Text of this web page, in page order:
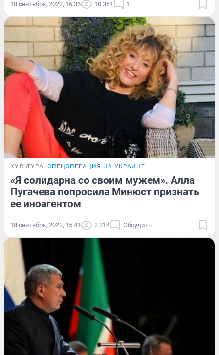
18 сентября, 2022, 16:36 10 351 1
КУЛЬТУРА СПЕЦОПЕРАЦИЯ НА УКРАИНЕ
«Я солидарна со своим мужем». Алла
Пугачева попросила Минюст признать
ее иноагентом
18 сентября, 2022, 15:41 2 314 Обсудить